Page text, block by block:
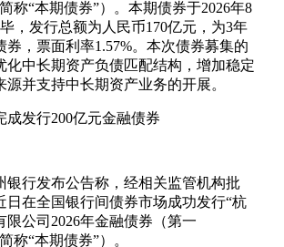
称“本期债券”）。本期债券于2026年8
，发行总额为人民币170亿元，为3年
券，票面利率1.57%。本次债券募集的
化中长期资产负债匹配结构，增加稳定
源并支持中长期资产业务的开展。
成发行200亿元金融债券
银行发布公告称，经相关监管机构批
日在全国银行间债券市场成功发行“杭
限公司2026年金融债券（第一
称“本期债券”）。